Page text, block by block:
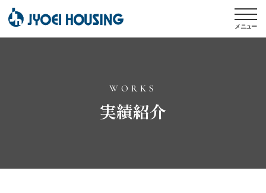
メニュー
WORKS
実績紹介